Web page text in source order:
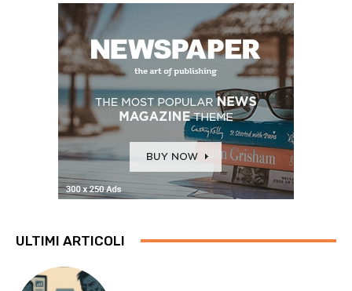
ULTIMI ARTICOLI